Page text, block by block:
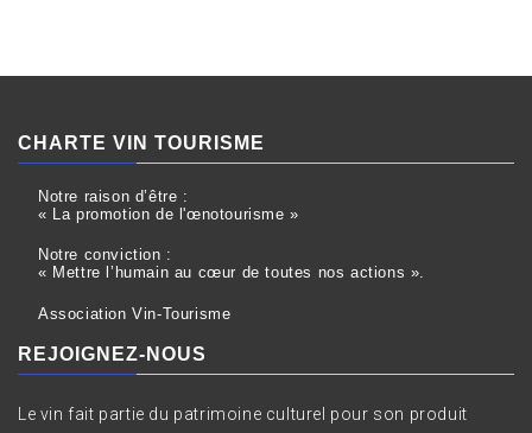
CHARTE VIN TOURISME
Notre raison d’être :
« La promotion de l'œnotourisme »
Notre conviction :
« Mettre l’humain au cœur de toutes nos actions ».
Association Vin-Tourisme
REJOIGNEZ-NOUS
Le vin fait partie du patrimoine culturel pour son produit